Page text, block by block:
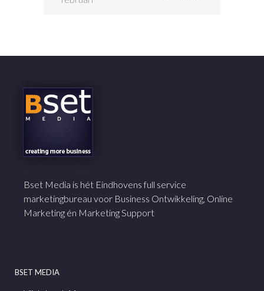
Bset Media is hét Eindhovens full service
marketingbureau voor Business Ontwikkeling, Online
Marketing én Marketing Support
BSET MEDIA